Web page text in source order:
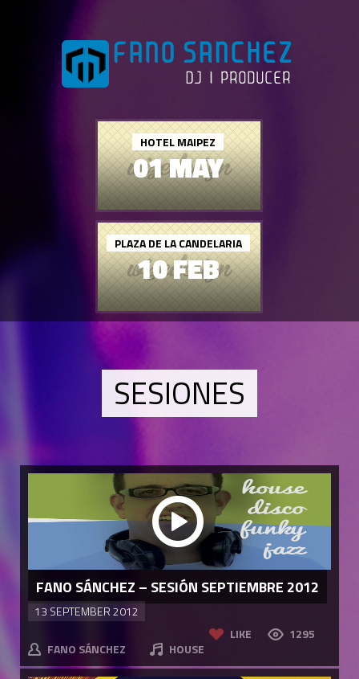
01 MAY
HOTEL MAIPEZ
10 FEB
PLAZA DE LA CANDELARIA
SESIONES
LIKE 1295
FANO SÁNCHEZ – SESIÓN SEPTIEMBRE 2012
13 SEPTEMBER 2012
FANO SÁNCHEZ HOUSE